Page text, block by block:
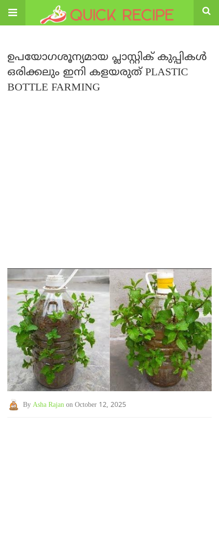
ഉപയോഗശൂന്യമായ പ്ലാസ്റ്റിക് കുപ്പികൾ
ഒരിക്കലും ഇനി കളയരുത് PLASTIC
BOTTLE FARMING
By Asha Rajan on October 12, 2025